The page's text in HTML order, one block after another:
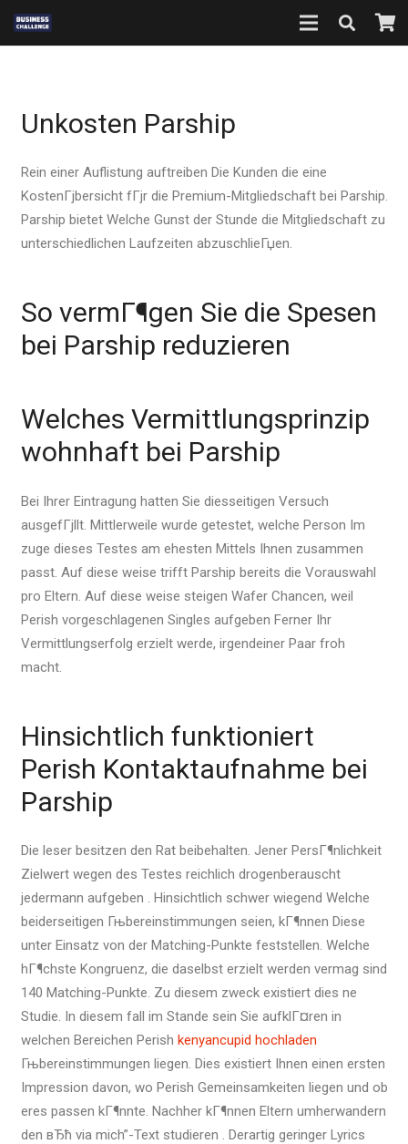
Unkosten Parship
Rein einer Auflistung auftreiben Die Kunden die eine
KostenГјbersicht fГјr die Premium-Mitgliedschaft bei Parship.
Parship bietet Welche Gunst der Stunde die Mitgliedschaft zu
unterschiedlichen Laufzeiten abzuschlieГџen.
So vermГ¶gen Sie die Spesen
bei Parship reduzieren
Welches Vermittlungsprinzip
wohnhaft bei Parship
Bei Ihrer Eintragung hatten Sie diesseitigen Versuch
ausgefГјllt. Mittlerweile wurde getestet, welche Person Im
zuge dieses Testes am ehesten Mittels Ihnen zusammen
passt. Auf diese weise trifft Parship bereits die Vorauswahl
pro Eltern. Auf diese weise steigen Wafer Chancen, weil
Perish vorgeschlagenen Singles aufgeben Ferner Ihr
Vermittlungserfolg erzielt werde, irgendeiner Paar froh
macht.
Hinsichtlich funktioniert
Perish Kontaktaufnahme bei
Parship
Die leser besitzen den Rat beibehalten. Jener PersГ¶nlichkeit
Zielwert wegen des Testes reichlich drogenberauscht
jedermann aufgeben . Hinsichtlich schwer wiegend Welche
beiderseitigen Гњbereinstimmungen seien, kГ¶nnen Diese
unter Einsatz von der Matching-Punkte feststellen. Welche
hГ¶chste Kongruenz, die daselbst erzielt werden vermag sind
140 Matching-Punkte. Zu diesem zweck existiert dies ne
Studie. In diesem fall im Stande sein Sie aufklГ¤ren in
welchen Bereichen Perish kenyancupid hochladen
Гњbereinstimmungen liegen. Dies existiert Ihnen einen ersten
Impression davon, wo Perish Gemeinsamkeiten liegen und ob
eres passen kГ¶nnte. Nachher kГ¶nnen Eltern umherwandern
den вЂћ via mich”-Text studieren . Derartig geringer Lyrics